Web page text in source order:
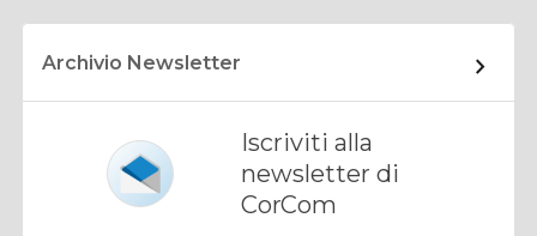
Archivio Newsletter
Iscriviti alla
newsletter di
CorCom